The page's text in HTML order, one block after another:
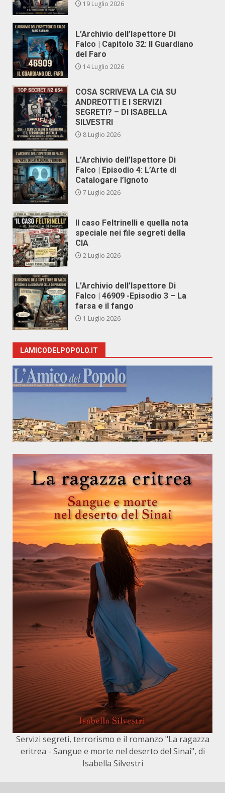
19 Luglio 2026
L’Archivio dell’Ispettore Di
Falco | Capitolo 32: Il Guardiano
del Faro
14 Luglio 2026
COSA SCRIVEVA LA CIA SU
ANDREOTTI E I SERVIZI
SEGRETI? – DI ISABELLA
SILVESTRI
8 Luglio 2026
L’Archivio dell’Ispettore Di
Falco | Episodio 4: L’Arte di
Catalogare l’Ignoto
7 Luglio 2026
Il caso Feltrinelli e quella nota
speciale nei file segreti della
CIA
2 Luglio 2026
L’Archivio dell’Ispettore Di
Falco | 46909 -Episodio 3 – La
farsa e il fango
1 Luglio 2026
LAMICODELPOPOLO.IT
Servizi segreti, terrorismo e il romanzo "La ragazza
eritrea - Sangue e morte nel deserto del Sinai", di
Isabella Silvestri